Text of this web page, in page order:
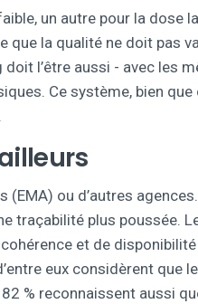
un autre pour la dose
que la qualité ne doit pas
l’être aussi - avec les
Ce système, bien que
(EMA) ou d’autres
traçabilité plus poussée.
et de
eux considèrent que
% reconnaissent aussi